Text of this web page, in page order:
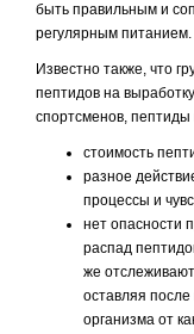
быть правильным и
регулярным питанием.
Известно также, что
пептидов на
спортсменов,
стоимость
разное
процессы и
нет опасности
распад
же
оставляя
организма от